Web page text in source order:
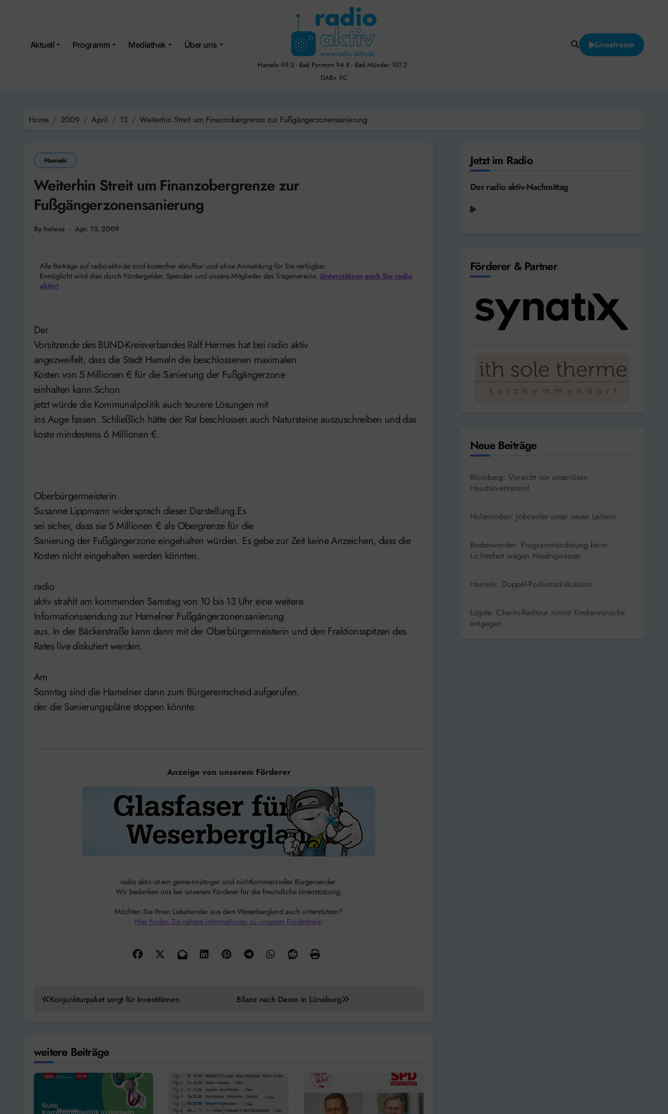
Aktuell Programm Mediathek Über uns
Hameln 99.3 - Bad Pyrmont 94.8 - Bad Münder 107.2 -
DAB+ 9C
Livestream
Home 2009 April 13 Weiterhin Streit um Finanzobergrenze zur Fußgängerzonensanierung
Hameln
Weiterhin Streit um Finanzobergrenze zur
Fußgängerzonensanierung
By holexa Apr. 13, 2009
Alle Beiträge auf radio-aktiv.de sind kostenfrei abrufbar und ohne Anmeldung für Sie verfügbar.
Ermöglicht wird dies durch Fördergelder, Spenden und unsere Mitglieder des Trägervereins. Unterstützen auch Sie radio
aktiv!
Der
Vorsitzende des BUND-Kreisverbandes Ralf Hermes hat bei radio aktiv
angezweifelt, dass die Stadt Hameln die beschlossenen maximalen
Kosten von 5 Millionen € für die Sanierung der Fußgängerzone
einhalten kann.Schon
jetzt würde die Kommunalpolitik auch teurere Lösungen mit
ins Auge fassen. Schließlich hätte der Rat beschlossen auch Natursteine auszuschreiben und das
koste mindestens 6 Millionen €.
Oberbürgermeisterin
Susanne Lippmann widersprach dieser Darstellung.Es
sei sicher, dass sie 5 Millionen € als Obergrenze für die
Sanierung der Fußgängerzone eingehalten würden. Es gebe zur Zeit keine Anzeichen, dass die
Kosten nicht eingehalten werden könnten.
radio
aktiv strahlt am kommenden Samstag von 10 bis 13 Uhr eine weitere
Informationssendung zur Hamelner Fußgängerzonensanierung
aus. In der Bäckerstraße kann dann mit der Oberbürgermeisterin und den Fraktionsspitzen des
Rates live diskutiert werden.
Am
Sonntag sind die Hamelner dann zum Bürgerentscheid aufgerufen,
der die Sanierungspläne stoppen könnte.
Anzeige von unserem Förderer
radio aktiv ist ein gemeinnütziger und nichtkommerzieller Bürgersender.
Wir bedanken uns bei unserem Förderer für die freundliche Unterstützung.
Möchten Sie Ihren Lokalsender aus dem Weserbergland auch unterstützen?
Hier finden Sie nähere Informationen zu unserem Förderkreis!
Beitragsnavigation
Konjunkturpaket sorgt für Investitionen Bilanz nach Demo in Lüneburg
weitere Beiträge
Hameln
Hameln
Jetzt im Radio
Der radio aktiv-Nachmittag
Förderer & Partner
Neue Beiträge
Blomberg: Vorsicht vor unseriösen
Bodenwerder: Programmänderung beim
Lügde: Charity-Radtour nimmt Kinderwünsche